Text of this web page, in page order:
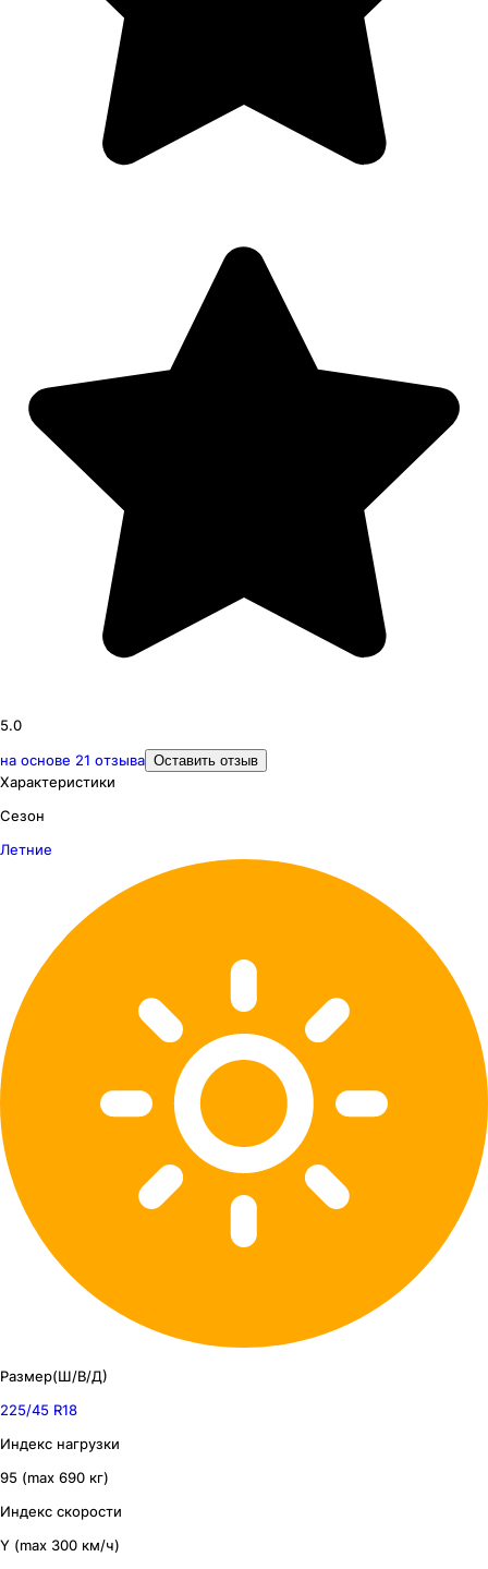
5.0
на основе 21 отзыва Оставить отзыв
Характеристики
Сезон
Летние
Размер(Ш/В/Д)
225/45 R18
Индекс нагрузки
95 (max 690 кг)
Индекс скорости
Y (max 300 км/ч)